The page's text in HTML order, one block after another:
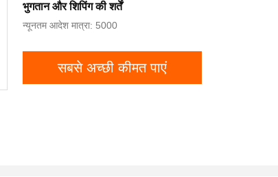
भुगतान और शिपिंग की शर्तें
न्यूनतम आदेश मात्रा: 5000
सबसे अच्छी कीमत पाएं